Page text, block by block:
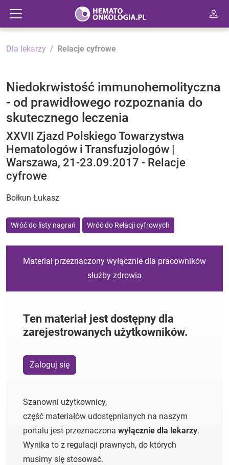
Dla lekarzy Relacje cyfrowe
Niedokrwistość immunohemolityczna
- od prawidłowego rozpoznania do
skutecznego leczenia
XXVII Zjazd Polskiego Towarzystwa
Hematologów i Transfuzjologów |
Warszawa, 21-23.09.2017 - Relacje
cyfrowe
Bołkun Łukasz
Wróć do listy nagrań Wróć do Relacji cyfrowych
Materiał przeznaczony wyłącznie dla pracowników
służby zdrowia
Ten materiał jest dostępny dla
zarejestrowanych użytkowników.
Zaloguj się
Szanowni użytkownicy,
część materiałów udostępnianych na naszym
portalu jest przeznaczona wyłącznie dla lekarzy.
Wynika to z regulacji prawnych, do których
musimy się stosować.